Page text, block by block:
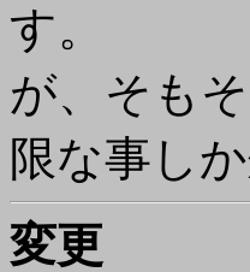
す。
が、そも
限な事し
変更